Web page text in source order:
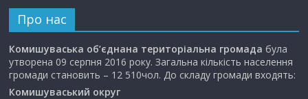
Про нас
Комишуваська об’єднана територіальна громада була
утворена 09 серпня 2016 року. Загальна кількість населення
громади становить – 12 510чол. До складу громади входять:
Комишуваський округ